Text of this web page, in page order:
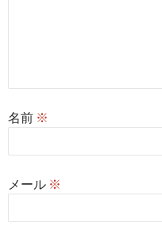
名前 ※
メール ※